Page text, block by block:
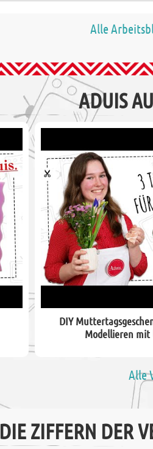
Alle
ADUIS
DIY
Modellieren
Alle
DIE ZIFFERN DER